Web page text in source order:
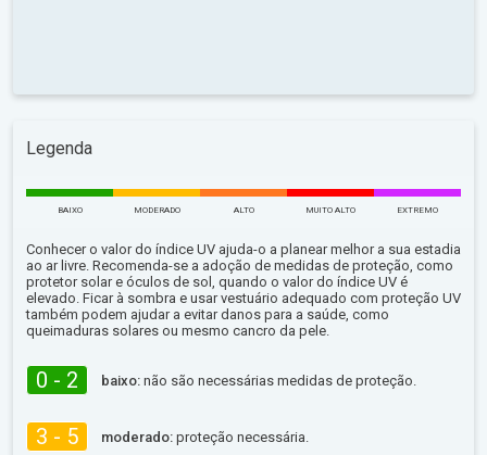
Legenda
BAIXO MODERADO ALTO MUITO ALTO EXTREMO
Conhecer o valor do índice UV ajuda-o a planear melhor a sua estadia
ao ar livre. Recomenda-se a adoção de medidas de proteção, como
protetor solar e óculos de sol, quando o valor do índice UV é
elevado. Ficar à sombra e usar vestuário adequado com proteção UV
também podem ajudar a evitar danos para a saúde, como
queimaduras solares ou mesmo cancro da pele.
0 - 2 baixo: não são necessárias medidas de proteção.
3 - 5 moderado: proteção necessária.